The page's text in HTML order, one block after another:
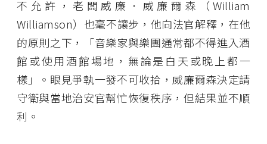
不允許，老闆威廉．威廉爾森（William
Williamson）也毫不讓步，他向法官解釋，在他
的原則之下，「音樂家與樂團通常都不得進入酒
館或使用酒館場地，無論是白天或晚上都一
樣」。眼見爭執一發不可收拾，威廉爾森決定請
守衛與當地治安官幫忙恢復秩序，但結果並不順
利。